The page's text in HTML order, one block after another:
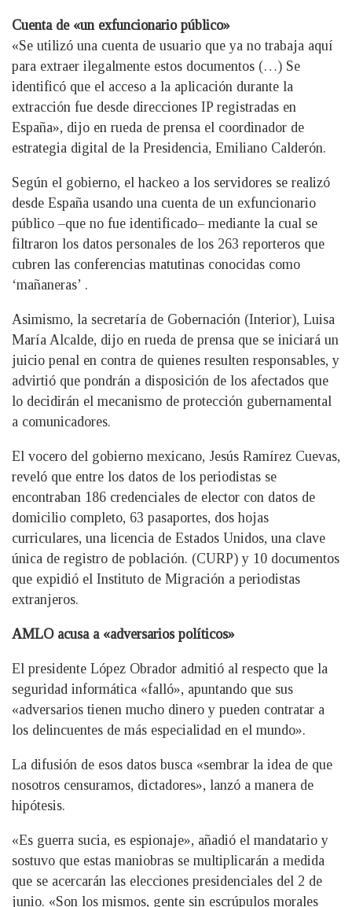
Cuenta de «un exfuncionario público»
«Se utilizó una cuenta de usuario que ya no trabaja aquí
para extraer ilegalmente estos documentos (…) Se
identificó que el acceso a la aplicación durante la
extracción fue desde direcciones IP registradas en
España», dijo en rueda de prensa el coordinador de
estrategia digital de la Presidencia, Emiliano Calderón.
Según el gobierno, el hackeo a los servidores se realizó
desde España usando una cuenta de un exfuncionario
público –que no fue identificado– mediante la cual se
filtraron los datos personales de los 263 reporteros que
cubren las conferencias matutinas conocidas como
‘mañaneras’ .
Asimismo, la secretaría de Gobernación (Interior), Luisa
María Alcalde, dijo en rueda de prensa que se iniciará un
juicio penal en contra de quienes resulten responsables, y
advirtió que pondrán a disposición de los afectados que
lo decidirán el mecanismo de protección gubernamental
a comunicadores.
El vocero del gobierno mexicano, Jesús Ramírez Cuevas,
reveló que entre los datos de los periodistas se
encontraban 186 credenciales de elector con datos de
domicilio completo, 63 pasaportes, dos hojas
curriculares, una licencia de Estados Unidos, una clave
única de registro de población. (CURP) y 10 documentos
que expidió el Instituto de Migración a periodistas
extranjeros.
AMLO acusa a «adversarios políticos»
El presidente López Obrador admitió al respecto que la
seguridad informática «falló», apuntando que sus
«adversarios tienen mucho dinero y pueden contratar a
los delincuentes de más especialidad en el mundo».
La difusión de esos datos busca «sembrar la idea de que
nosotros censuramos, dictadores», lanzó a manera de
hipótesis.
«Es guerra sucia, es espionaje», añadió el mandatario y
sostuvo que estas maniobras se multiplicarán a medida
que se acercarán las elecciones presidenciales del 2 de
junio. «Son los mismos, gente sin escrúpulos morales